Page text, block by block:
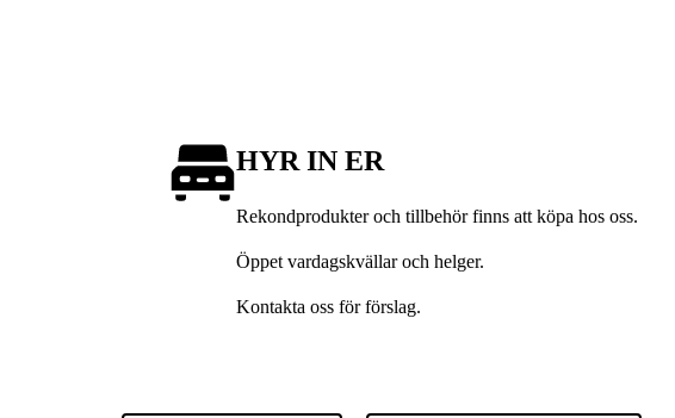
HYR IN ER
Rekondprodukter och tillbehör finns att köpa hos oss.
Öppet vardagskvällar och helger.
Kontakta oss för förslag.